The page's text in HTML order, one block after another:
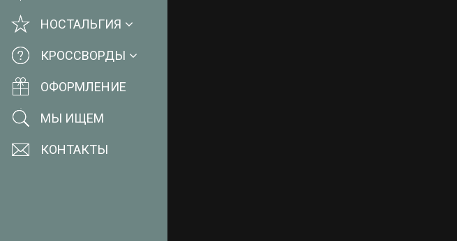
НОСТАЛЬГИЯ
КРОССВОРДЫ
ОФОРМЛЕНИЕ
МЫ ИЩЕМ
КОНТАКТЫ